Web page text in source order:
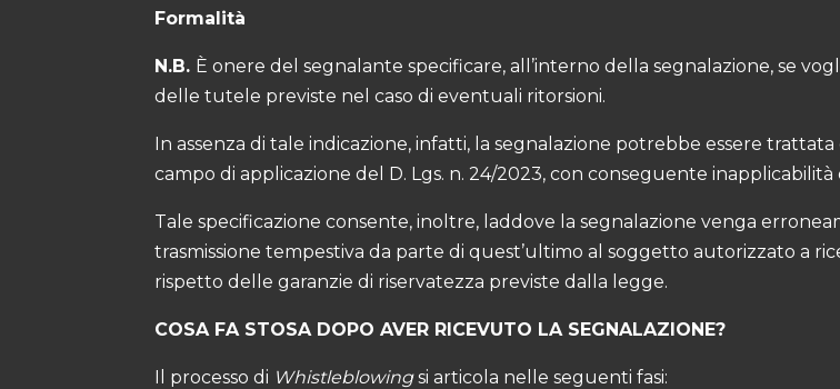
Formalità
N.B. È onere del segnalante specificare, all’interno della segnalazione, se
delle tutele previste nel caso di eventuali ritorsioni.
In assenza di tale indicazione, infatti, la segnalazione potrebbe essere
campo di applicazione del D. Lgs. n. 24/2023, con conseguente
Tale specificazione consente, inoltre, laddove la segnalazione venga
trasmissione tempestiva da parte di quest’ultimo al soggetto autorizzato a
rispetto delle garanzie di riservatezza previste dalla legge.
COSA FA STOSA DOPO AVER RICEVUTO LA SEGNALAZIONE?
Il processo di Whistleblowing si articola nelle seguenti fasi: